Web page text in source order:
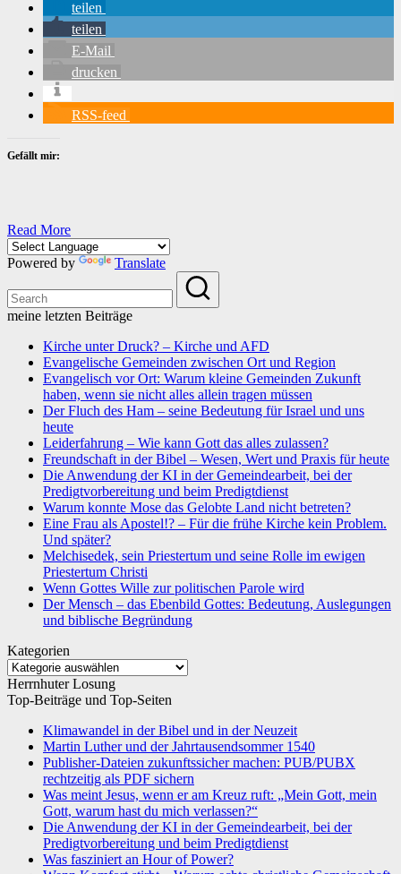
teilen
teilen
E-Mail
drucken
RSS-feed
Gefällt mir:
Read More
Powered by Translate
meine letzten Beiträge
Kirche unter Druck? – Kirche und AFD
Evangelische Gemeinden zwischen Ort und Region
Evangelisch vor Ort: Warum kleine Gemeinden Zukunft
haben, wenn sie nicht alles allein tragen müssen
Der Fluch des Ham – seine Bedeutung für Israel und uns
heute
Leiderfahrung – Wie kann Gott das alles zulassen?
Freundschaft in der Bibel – Wesen, Wert und Praxis für heute
Die Anwendung der KI in der Gemeindearbeit, bei der
Predigtvorbereitung und beim Predigtdienst
Warum konnte Mose das Gelobte Land nicht betreten?
Eine Frau als Apostel!? – Für die frühe Kirche kein Problem.
Und später?
Melchisedek, sein Priestertum und seine Rolle im ewigen
Priestertum Christi
Wenn Gottes Wille zur politischen Parole wird
Der Mensch – das Ebenbild Gottes: Bedeutung, Auslegungen
und biblische Begründung
Kategorien
Kategorien
Herrnhuter Losung
Top-Beiträge und Top-Seiten
Klimawandel in der Bibel und in der Neuzeit
Martin Luther und der Jahrtausendsommer 1540
Publisher-Dateien zukunftssicher machen: PUB/PUBX
rechtzeitig als PDF sichern
Was meint Jesus, wenn er am Kreuz ruft: „Mein Gott, mein
Gott, warum hast du mich verlassen?“
Die Anwendung der KI in der Gemeindearbeit, bei der
Predigtvorbereitung und beim Predigtdienst
Was fasziniert an Hour of Power?